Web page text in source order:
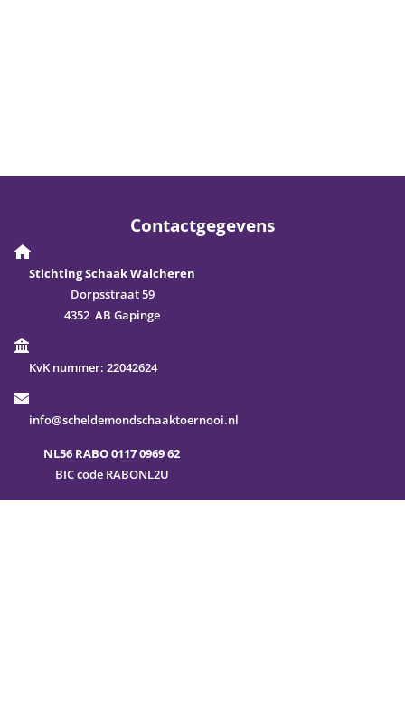
Contactgegevens
Stichting Schaak Walcheren
Dorpsstraat 59
4352 AB Gapinge
KvK nummer: 22042624
info@scheldemondschaaktoernooi.nl
NL56 RABO 0117 0969 62
BIC code RABONL2U